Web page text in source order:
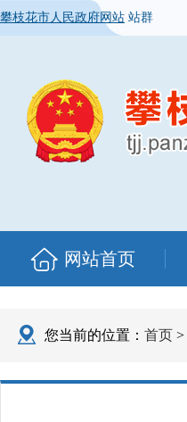
攀枝花市人民政府网站 站群
网站首页
您当前的位置： 首页 >